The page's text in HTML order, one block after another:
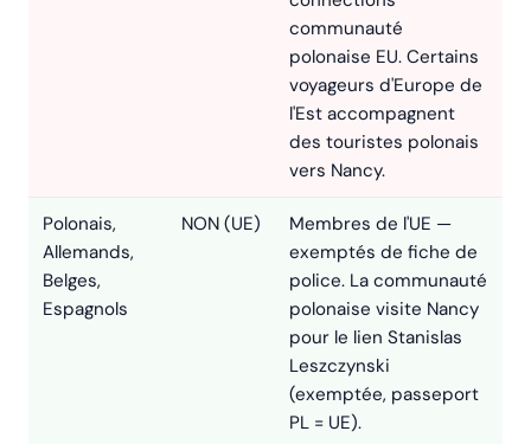
communauté
polonaise EU. Certains
voyageurs d'Europe de
l'Est accompagnent
des touristes polonais
vers Nancy.
Polonais,
Allemands,
Belges,
Espagnols
NON (UE)
Membres de l'UE —
exemptés de fiche de
police. La communauté
polonaise visite Nancy
pour le lien Stanislas
Leszczynski
(exemptée, passeport
PL = UE).